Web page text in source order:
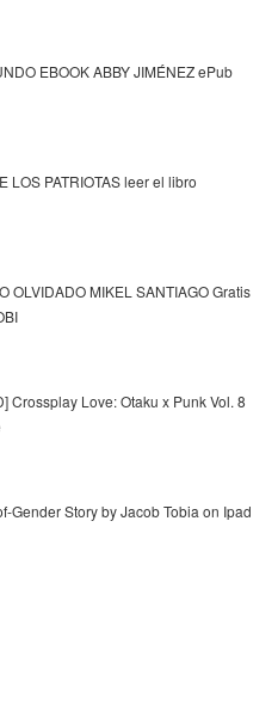
EBOOK ABBY JIMÉNEZ ePub
LOS PATRIOTAS leer el libro
OLVIDADO MIKEL SANTIAGO Gratis
Crossplay Love: Otaku x Punk Vol. 8
Gender Story by Jacob Tobia on Ipad